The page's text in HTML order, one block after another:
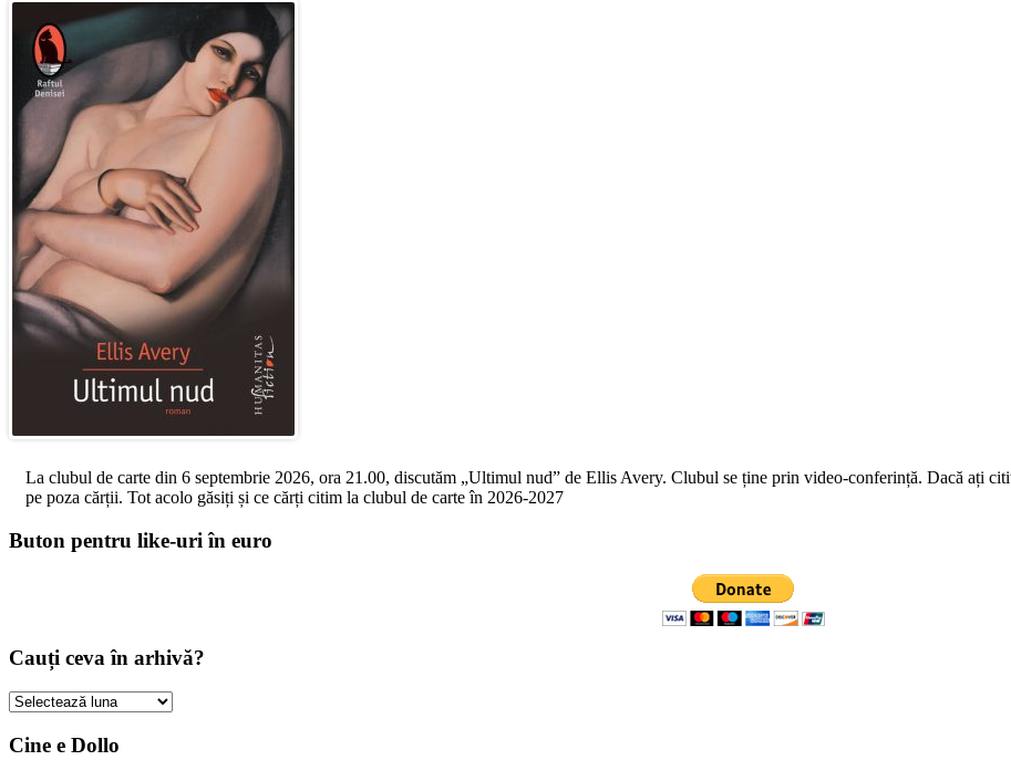
La clubul de carte din 6 septembrie 2026, ora 21.00, discutăm „Ultimul nud” de Ellis Avery. Clubul se ține prin video-conferință. Dacă ați
pe poza cărții. Tot acolo găsiți și ce cărți citim la clubul de carte în 2026-2027
Buton pentru like-uri în euro
Cauți ceva în arhivă?
Cauți
în
Cine e Dollo